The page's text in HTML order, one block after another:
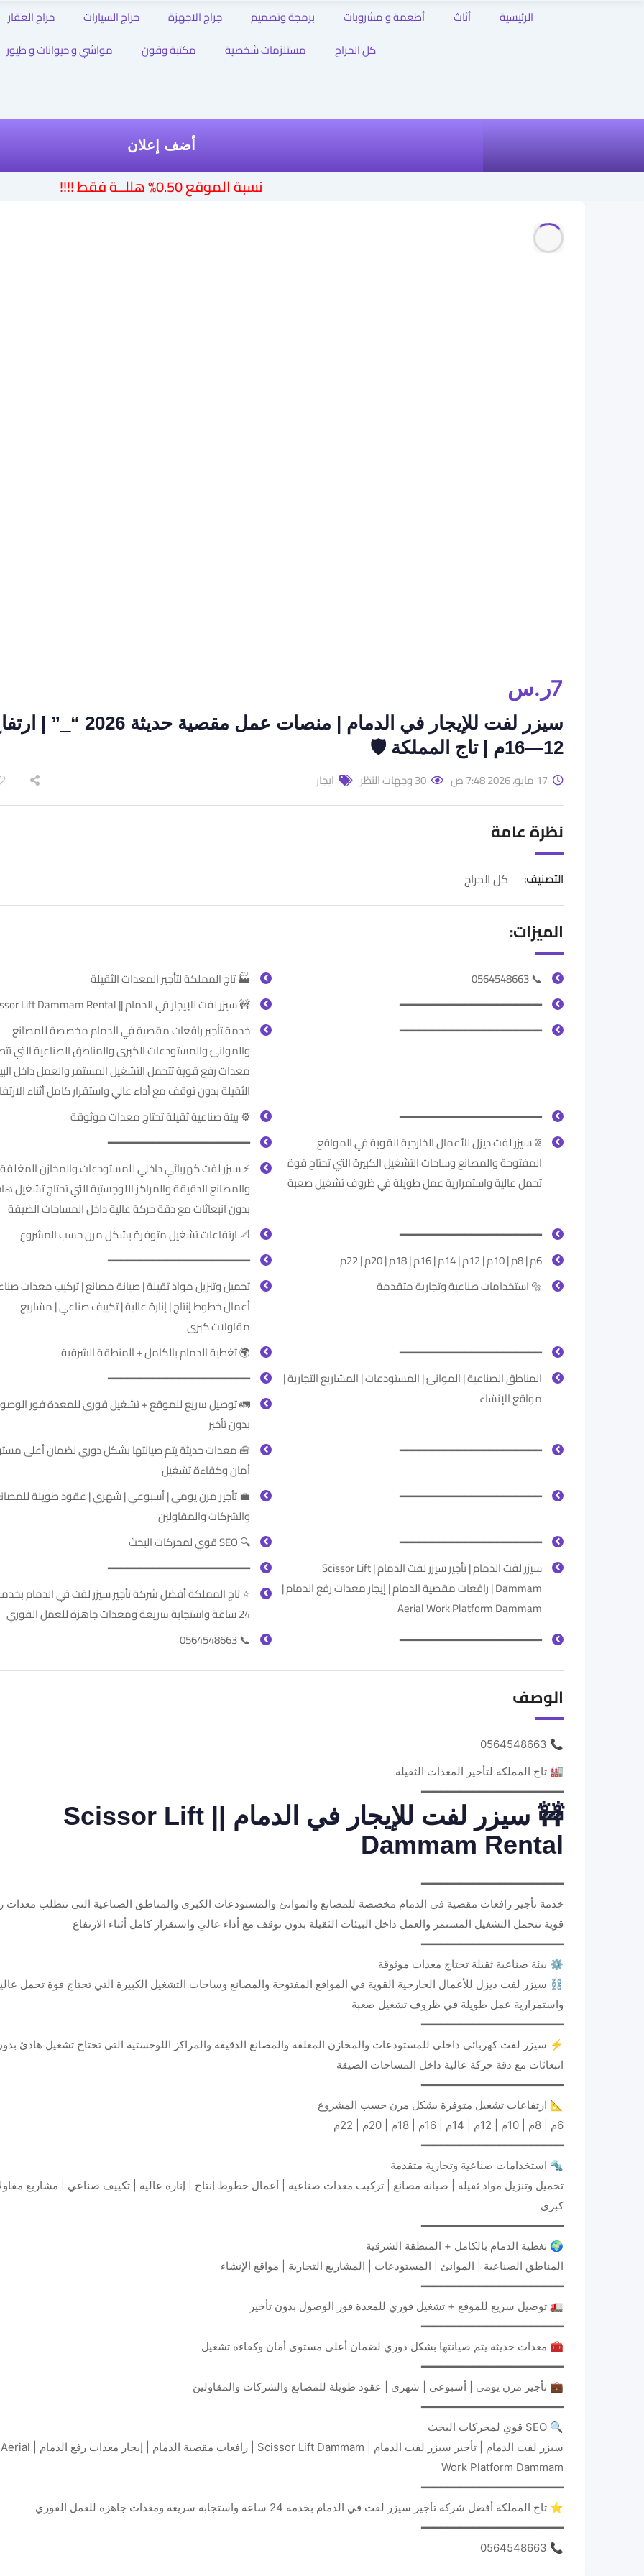
الرئيسية أثاث أطعمة و مشروبات برمجة وتصميم جراج الاجهزة حراج السيارات
حراج العقار
كل الحراج
مستلزمات شخصية مكتبة وفون مواشي و حيوانات و طيور
أضف إعلان
نسبة الموقع 0.50% هللــة فقط !!!!
7ر.س
سيزر لفت للإيجار في الدمام | منصات عمل مقصية حديثة 2026
12—16م | تاج المملكة 🛡️
17 مايو، 2026 7:48 ص 30 وجهات النظر ايجار
نظرة عامة
التصنيف: كل الحراج
الميزات:
📞 0564548663
🏭 تاج المملكة لتأجير المعدات الثقيلة
━━━━━━━━━━━━━━━━━━━━━━
🚧 سيزر لفت للإيجار في الدمام || Scissor Lift Dammam Rental
━━━━━━━━━━━━━━━━━━━━━━
خدمة تأجير رافعات مقصية في الدمام مخصصة للمصانع
والموانئ والمستودعات الكبرى والمناطق الصناعية التي
معدات رفع قوية تتحمل التشغيل المستمر والعمل داخل
الثقيلة بدون توقف مع أداء عالي واستقرار كامل أثناء
━━━━━━━━━━━━━━━━━━━━━━
⚙️ بيئة صناعية ثقيلة تحتاج معدات موثوقة
⛓️ سيزر لفت ديزل للأعمال الخارجية القوية في المواقع
المفتوحة والمصانع وساحات التشغيل الكبيرة التي تحتاج قوة
تحمل عالية واستمرارية عمل طويلة في ظروف تشغيل صعبة
━━━━━━━━━━━━━━━━━━━━━━
⚡ سيزر لفت كهربائي داخلي للمستودعات والمخازن المغلقة
والمصانع الدقيقة والمراكز اللوجستية التي تحتاج تشغيل
بدون انبعاثات مع دقة حركة عالية داخل المساحات الضيقة
━━━━━━━━━━━━━━━━━━━━━━
📐 ارتفاعات تشغيل متوفرة بشكل مرن حسب المشروع
6م | 8م | 10م | 12م | 14م | 16م | 18م | 20م | 22م
━━━━━━━━━━━━━━━━━━━━━━
🔩 استخدامات صناعية وتجارية متقدمة
تحميل وتنزيل مواد ثقيلة | صيانة مصانع | تركيب معدات
أعمال خطوط إنتاج | إنارة عالية | تكييف صناعي | مشاريع
مقاولات كبرى
━━━━━━━━━━━━━━━━━━━━━━
🌍 تغطية الدمام بالكامل + المنطقة الشرقية
المناطق الصناعية | الموانئ | المستودعات | المشاريع التجارية |
مواقع الإنشاء
━━━━━━━━━━━━━━━━━━━━━━
🚛 توصيل سريع للموقع + تشغيل فوري للمعدة فور
بدون تأخير
━━━━━━━━━━━━━━━━━━━━━━
🧰 معدات حديثة يتم صيانتها بشكل دوري لضمان أعلى
أمان وكفاءة تشغيل
━━━━━━━━━━━━━━━━━━━━━━
💼 تأجير مرن يومي | أسبوعي | شهري | عقود طويلة
والشركات والمقاولين
━━━━━━━━━━━━━━━━━━━━━━
🔍 SEO قوي لمحركات البحث
سيزر لفت الدمام | تأجير سيزر لفت الدمام | Scissor Lift
Dammam | رافعات مقصية الدمام | إيجار معدات رفع الدمام |
Aerial Work Platform Dammam
━━━━━━━━━━━━━━━━━━━━━━
⭐ تاج المملكة أفضل شركة تأجير سيزر لفت في الدمام
24 ساعة واستجابة سريعة ومعدات جاهزة للعمل الفوري
━━━━━━━━━━━━━━━━━━━━━━
📞 0564548663
الوصف
📞 0564548663
🏭 تاج المملكة لتأجير المعدات الثقيلة
━━━━━━━━━━━━━━━━━━━━━━
🚧 سيزر لفت للإيجار في الدمام || Scissor Lift
Dammam Rental
━━━━━━━━━━━━━━━━━━━━━━
خدمة تأجير رافعات مقصية في الدمام مخصصة للمصانع والموانئ والمستودعات الكبرى والمناطق الصناعية التي تتطلب معدات
قوية تتحمل التشغيل المستمر والعمل داخل البيئات الثقيلة بدون توقف مع أداء عالي واستقرار كامل أثناء الارتفاع
━━━━━━━━━━━━━━━━━━━━━━
⚙️ بيئة صناعية ثقيلة تحتاج معدات موثوقة
⛓️ سيزر لفت ديزل للأعمال الخارجية القوية في المواقع المفتوحة والمصانع وساحات التشغيل الكبيرة التي تحتاج قوة تحمل
واستمرارية عمل طويلة في ظروف تشغيل صعبة
━━━━━━━━━━━━━━━━━━━━━━
⚡ سيزر لفت كهربائي داخلي للمستودعات والمخازن المغلقة والمصانع الدقيقة والمراكز اللوجستية التي تحتاج تشغيل هادئ
انبعاثات مع دقة حركة عالية داخل المساحات الضيقة
━━━━━━━━━━━━━━━━━━━━━━
📐 ارتفاعات تشغيل متوفرة بشكل مرن حسب المشروع
6م | 8م | 10م | 12م | 14م | 16م | 18م | 20م | 22م
━━━━━━━━━━━━━━━━━━━━━━
🔩 استخدامات صناعية وتجارية متقدمة
تحميل وتنزيل مواد ثقيلة | صيانة مصانع | تركيب معدات صناعية | أعمال خطوط إنتاج | إنارة عالية | تكييف صناعي | مشاريع
كبرى
━━━━━━━━━━━━━━━━━━━━━━
🌍 تغطية الدمام بالكامل + المنطقة الشرقية
المناطق الصناعية | الموانئ | المستودعات | المشاريع التجارية | مواقع الإنشاء
━━━━━━━━━━━━━━━━━━━━━━
🚛 توصيل سريع للموقع + تشغيل فوري للمعدة فور الوصول بدون تأخير
━━━━━━━━━━━━━━━━━━━━━━
🧰 معدات حديثة يتم صيانتها بشكل دوري لضمان أعلى مستوى أمان وكفاءة تشغيل
━━━━━━━━━━━━━━━━━━━━━━
💼 تأجير مرن يومي | أسبوعي | شهري | عقود طويلة للمصانع والشركات والمقاولين
━━━━━━━━━━━━━━━━━━━━━━
🔍 SEO قوي لمحركات البحث
سيزر لفت الدمام | تأجير سيزر لفت الدمام | Scissor Lift Dammam | رافعات مقصية الدمام | إيجار معدات رفع الدمام | Aerial
Work Platform Dammam
━━━━━━━━━━━━━━━━━━━━━━
⭐ تاج المملكة أفضل شركة تأجير سيزر لفت في الدمام بخدمة 24 ساعة واستجابة سريعة ومعدات جاهزة للعمل الفوري
━━━━━━━━━━━━━━━━━━━━━━
📞 0564548663